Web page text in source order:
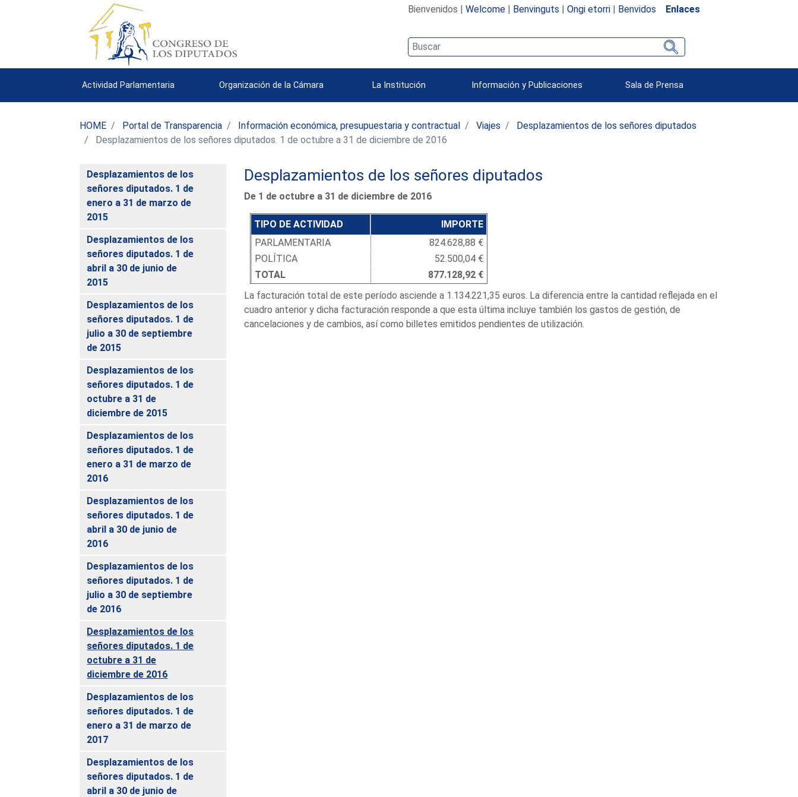
Bienvenidos | Welcome| Benvinguts | Ongi etorri| Benvidos Enlaces
Actividad Parlamentaria Organización de la Cámara La Institución Información y Publicaciones Sala de Prensa
HOME Portal de Transparencia Información económica, presupuestaria y contractual Viajes
Desplazamientos de los señores diputados
Desplazamientos de los señores diputados. 1 de octubre a 31 de diciembre de 2016
Desplazamientos de los
señores diputados. 1 de
enero a 31 de marzo de
2015
Desplazamientos de los
señores diputados. 1 de
abril a 30 de junio de
2015
Desplazamientos de los
señores diputados. 1 de
julio a 30 de septiembre
de 2015
Desplazamientos de los
señores diputados. 1 de
octubre a 31 de
diciembre de 2015
Desplazamientos de los
señores diputados. 1 de
enero a 31 de marzo de
2016
Desplazamientos de los
señores diputados. 1 de
abril a 30 de junio de
2016
Desplazamientos de los
señores diputados. 1 de
julio a 30 de septiembre
de 2016
Desplazamientos de los
señores diputados. 1 de
octubre a 31 de
diciembre de 2016
Desplazamientos de los
señores diputados. 1 de
enero a 31 de marzo de
2017
Desplazamientos de los
señores diputados. 1 de
abril a 30 de junio de
Desplazamientos de los señores diputados
De 1 de octubre a 31 de diciembre de 2016
TIPO DE ACTIVIDAD
IMPORTE
PARLAMENTARIA
824.628,88 €
POLÍTICA
52.500,04 €
TOTAL
877.128,92 €
La facturación total de este período asciende a 1.134.221,35 euros. La diferencia entre la cantidad reflejada en el
cuadro anterior y dicha facturación responde a que esta última incluye también los gastos de gestión, de
cancelaciones y de cambios, así como billetes emitidos pendientes de utilización.